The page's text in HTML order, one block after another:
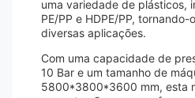
uma variedade de plásticos,
PE/PP e HDPE/PP,
diversas aplicações.
Com uma capacidade de
10 Bar e um tamanho de
5800*3800*3600 mm, esta